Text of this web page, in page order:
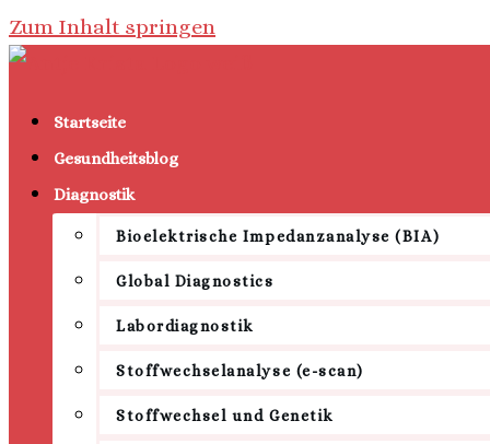
Zum Inhalt springen
Startseite
Gesundheitsblog
Diagnostik
Bioelektrische Impedanzanalyse (BIA)
Global Diagnostics
Labordiagnostik
Stoffwechselanalyse (e-scan)
Stoffwechsel und Genetik